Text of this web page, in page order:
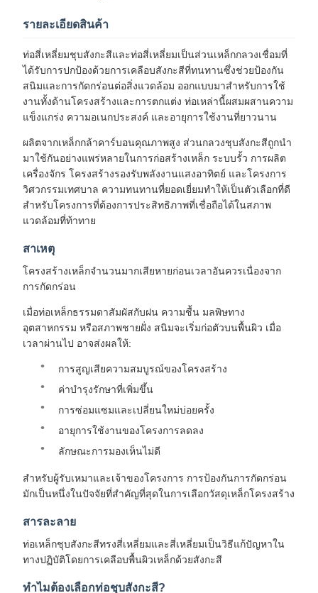
รายละเอียดสินค้า
ท่อสี่เหลี่ยมชุบสังกะสีและท่อสี่เหลี่ยมเป็นส่วนเหล็กกลวงเชื่อมที่
ได้รับการปกป้องด้วยการเคลือบสังกะสีที่ทนทานซึ่งช่วยป้องกัน
สนิมและการกัดกร่อนต่อสิ่งแวดล้อม ออกแบบมาสำหรับการใช้
งานทั้งด้านโครงสร้างและการตกแต่ง ท่อเหล่านี้ผสมผสานความ
แข็งแกร่ง ความอเนกประสงค์ และอายุการใช้งานที่ยาวนาน
ผลิตจากเหล็กกล้าคาร์บอนคุณภาพสูง ส่วนกลวงชุบสังกะสีถูกนำ
มาใช้กันอย่างแพร่หลายในการก่อสร้างเหล็ก ระบบรั้ว การผลิต
เครื่องจักร โครงสร้างรองรับพลังงานแสงอาทิตย์ และโครงการ
วิศวกรรมเทศบาล ความทนทานที่ยอดเยี่ยมทำให้เป็นตัวเลือกที่ดี
สำหรับโครงการที่ต้องการประสิทธิภาพที่เชื่อถือได้ในสภาพ
แวดล้อมที่ท้าทาย
สาเหตุ
โครงสร้างเหล็กจำนวนมากเสียหายก่อนเวลาอันควรเนื่องจาก
การกัดกร่อน
เมื่อท่อเหล็กธรรมดาสัมผัสกับฝน ความชื้น มลพิษทาง
อุตสาหกรรม หรือสภาพชายฝั่ง สนิมจะเริ่มก่อตัวบนพื้นผิว เมื่อ
เวลาผ่านไป อาจส่งผลให้:
การสูญเสียความสมบูรณ์ของโครงสร้าง
ค่าบำรุงรักษาที่เพิ่มขึ้น
การซ่อมแซมและเปลี่ยนใหม่บ่อยครั้ง
อายุการใช้งานของโครงการลดลง
ลักษณะการมองเห็นไม่ดี
สำหรับผู้รับเหมาและเจ้าของโครงการ การป้องกันการกัดกร่อน
มักเป็นหนึ่งในปัจจัยที่สำคัญที่สุดในการเลือกวัสดุเหล็กโครงสร้าง
สารละลาย
ท่อเหล็กชุบสังกะสีทรงสี่เหลี่ยมและสี่เหลี่ยมเป็นวิธีแก้ปัญหาใน
ทางปฏิบัติโดยการเคลือบพื้นผิวเหล็กด้วยสังกะสี
ทำไมต้องเลือกท่อชุบสังกะสี?